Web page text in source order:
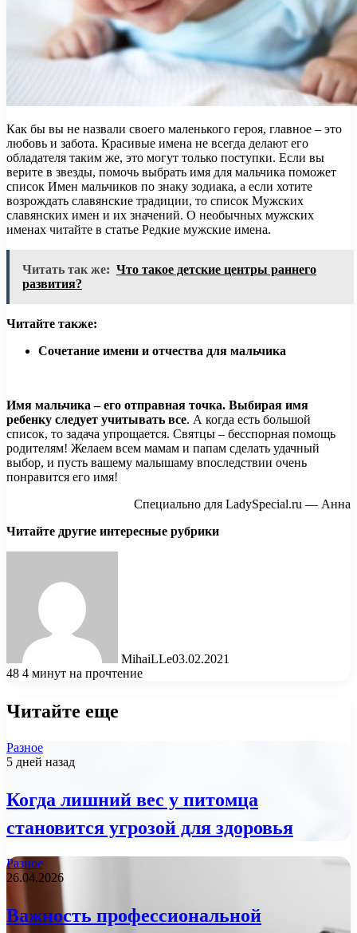
Как бы вы не назвали своего маленького героя, главное – это
любовь и забота. Красивые имена не всегда делают его
обладателя таким же, это могут только поступки. Если вы
верите в звезды, помочь выбрать имя для мальчика поможет
список Имен мальчиков по знаку зодиака, а если хотите
возрождать славянские традиции, то список Мужских
славянских имен и их значений. О необычных мужских
именах читайте в статье Редкие мужские имена.
Читать так же: Что такое детские центры раннего
развития?
Читайте также:
Сочетание имени и отчества для мальчика
Имя мальчика – его отправная точка. Выбирая имя
ребенку следует учитывать все. А когда есть большой
список, то задача упрощается. Святцы – бесспорная помощь
родителям! Желаем всем мамам и папам сделать удачный
выбор, и пусть вашему малышаму впоследствии очень
понравится его имя!
Специально для LadySpecial.ru — Анна
Читайте другие интересные рубрики
MihaiLLe03.02.2021
48 4 минут на прочтение
Читайте еще
Разное
5 дней назад
Когда лишний вес у питомца
становится угрозой для здоровья
Разное
26.04.2026
Важность профессиональной